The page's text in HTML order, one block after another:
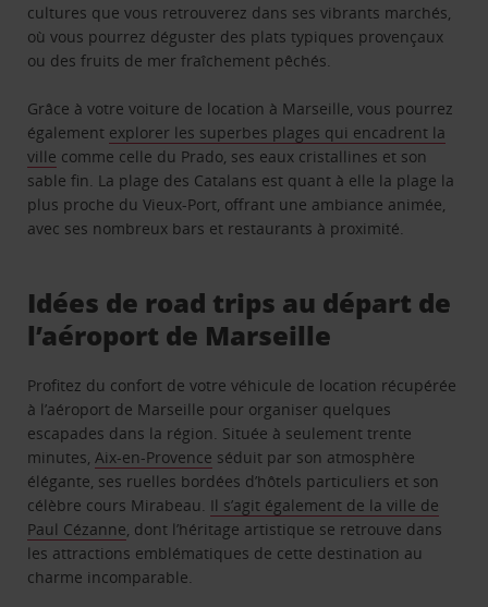
cultures que vous retrouverez dans ses vibrants marchés,
où vous pourrez déguster des plats typiques provençaux
ou des fruits de mer fraîchement pêchés.
Grâce à votre voiture de location à Marseille, vous pourrez
également explorer les superbes plages qui encadrent la
ville comme celle du Prado, ses eaux cristallines et son
sable fin. La plage des Catalans est quant à elle la plage la
plus proche du Vieux-Port, offrant une ambiance animée,
avec ses nombreux bars et restaurants à proximité.
Idées de road trips au départ de
l’aéroport de Marseille
Profitez du confort de votre véhicule de location récupérée
à l’aéroport de Marseille pour organiser quelques
escapades dans la région. Située à seulement trente
minutes, Aix-en-Provence séduit par son atmosphère
élégante, ses ruelles bordées d’hôtels particuliers et son
célèbre cours Mirabeau. Il s’agit également de la ville de
Paul Cézanne , dont l’héritage artistique se retrouve dans
les attractions emblématiques de cette destination au
charme incomparable.